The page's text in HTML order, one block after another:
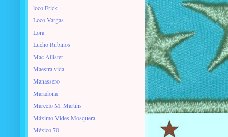
loco Erick
Loco Vargas
Lora
Lucho Rubiños
Mac Allister
Maestra vida
Manassero
Maradona
Marcelo M. Martins
Máximo Vides Mosquera
México 70